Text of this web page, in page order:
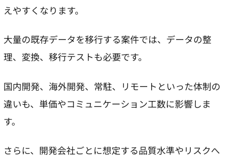
えやすくなります。
大量の既存データを移行する案件では、データの整
理、変換、移行テストも必要です。
国内開発、海外開発、常駐、リモートといった体制の
違いも、単価やコミュニケーション工数に影響しま
す。
さらに、開発会社ごとに想定する品質水準やリスクへ